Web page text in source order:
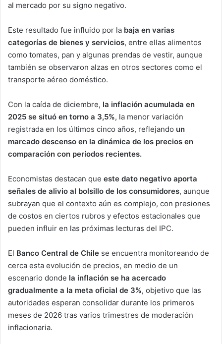
al mercado por su signo negativo.
Este resultado fue influido por la baja en varias
categorías de bienes y servicios, entre ellas alimentos
como tomates, pan y algunas prendas de vestir, aunque
también se observaron alzas en otros sectores como el
transporte aéreo doméstico.
Con la caída de diciembre, la inflación acumulada en
2025 se situó en torno a 3,5%, la menor variación
registrada en los últimos cinco años, reflejando un
marcado descenso en la dinámica de los precios en
comparación con períodos recientes.
Economistas destacan que este dato negativo aporta
señales de alivio al bolsillo de los consumidores, aunque
subrayan que el contexto aún es complejo, con presiones
de costos en ciertos rubros y efectos estacionales que
pueden influir en las próximas lecturas del IPC.
El Banco Central de Chile se encuentra monitoreando de
cerca esta evolución de precios, en medio de un
escenario donde la inflación se ha acercado
gradualmente a la meta oficial de 3%, objetivo que las
autoridades esperan consolidar durante los primeros
meses de 2026 tras varios trimestres de moderación
inflacionaria.